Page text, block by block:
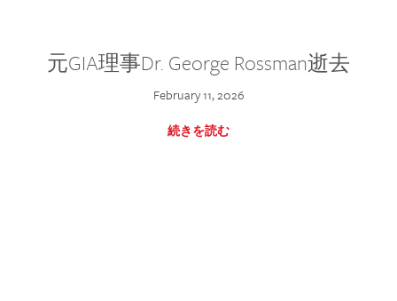
元GIA理事Dr. George Rossman逝去
February 11, 2026
続きを読む